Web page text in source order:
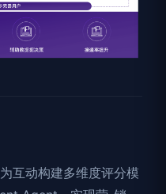
互动构建多维度评分模